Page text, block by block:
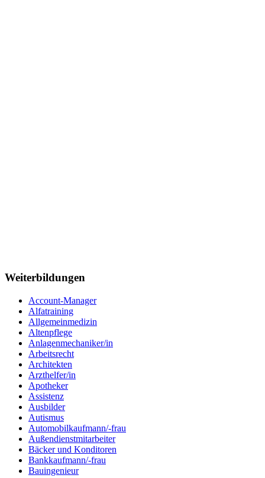
Weiterbildungen
Account-Manager
Alfatraining
Allgemeinmedizin
Altenpflege
Anlagenmechaniker/in
Arbeitsrecht
Architekten
Arzthelfer/in
Apotheker
Assistenz
Ausbilder
Autismus
Automobilkaufmann/-frau
Außendienstmitarbeiter
Bäcker und Konditoren
Bankkaufmann/-frau
Bauingenieur